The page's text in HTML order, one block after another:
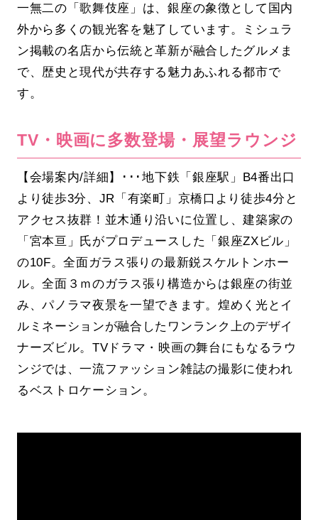
一無二の「歌舞伎座」は、銀座の象徴として国内
外から多くの観光客を魅了しています。ミシュラ
ン掲載の名店から伝統と革新が融合したグルメま
で、歴史と現代が共存する魅力あふれる都市で
す。
TV・映画に多数登場・展望ラウンジ
【会場案内/詳細】･･･地下鉄「銀座駅」B4番出口
より徒歩3分、JR「有楽町」京橋口より徒歩4分と
アクセス抜群！並木通り沿いに位置し、建築家の
「宮本亘」氏がプロデュースした「銀座ZXビル」
の10F。全面ガラス張りの最新鋭スケルトンホー
ル。全面３ｍのガラス張り構造からは銀座の街並
み、パノラマ夜景を一望できます。煌めく光とイ
ルミネーションが融合したワンランク上のデザイ
ナーズビル。TVドラマ・映画の舞台にもなるラウ
ンジでは、一流ファッション雑誌の撮影に使われ
るベストロケーション。